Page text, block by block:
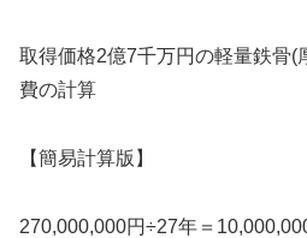
取得価格2億7千万円の軽量鉄骨(
費の計算
【簡易計算版】
270,000,000円÷27年＝